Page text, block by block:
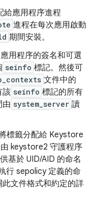
給應用程序進程
進程在每次應用啟動
期間安裝。
用程序的簽名和可選
seinfo 標記。然後可
文件中的
該 seinfo 標記的所有
由 system_server 讀
標籤分配給 Keystore
keystore2 守護程序
基於 UID/AID 的命名
行 sepolicy 定義的命
此文件格式和約定的詳